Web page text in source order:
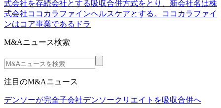
式会社を存続会社とする吸収合併方式をとり、新会社名は株
式会社ココカラファインヘルスケアとする。ココカラファイ
ンはコア事業であるドラ
M&Aニュース検索
注目のM&Aニュース
デンソーが完全子会社デンソークリエイトを吸収合併へ